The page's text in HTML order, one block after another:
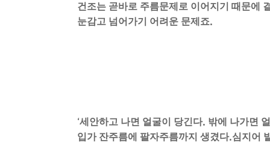
건조는 곧바로 주름문제로 이어지기 때문에
눈감고 넘어가기 어려운 문제죠
‘세안하고 나면 얼굴이 당긴다. 밖에 나가면
입가 잔주름에 팔자주름까지 생겼다.심지어